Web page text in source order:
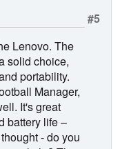
#5
Lenovo. The
solid choice,
portability.
Manager,
It's great
battery life –
- do you